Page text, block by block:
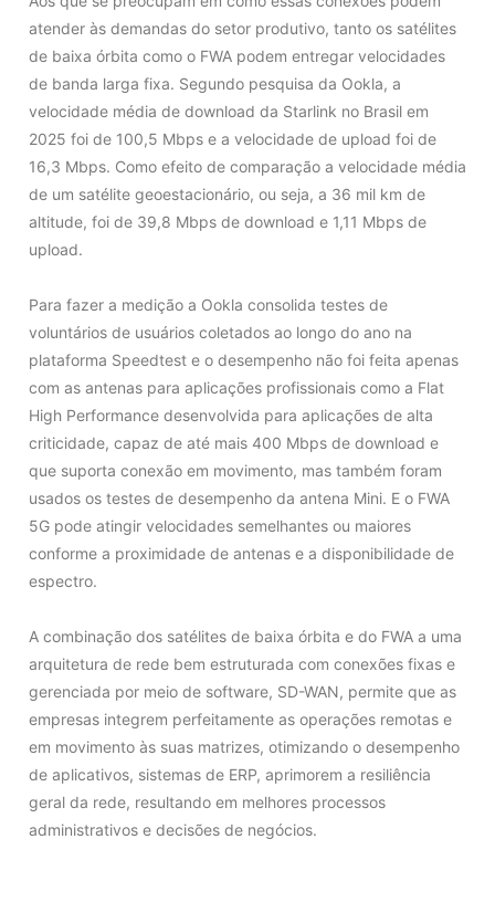
atender às demandas do setor produtivo, tanto os satélites
de baixa órbita como o FWA podem entregar velocidades
de banda larga fixa. Segundo pesquisa da Ookla, a
velocidade média de download da Starlink no Brasil em
2025 foi de 100,5 Mbps e a velocidade de upload foi de
16,3 Mbps. Como efeito de comparação a velocidade média
de um satélite geoestacionário, ou seja, a 36 mil km de
altitude, foi de 39,8 Mbps de download e 1,11 Mbps de
upload.
Para fazer a medição a Ookla consolida testes de
voluntários de usuários coletados ao longo do ano na
plataforma Speedtest e o desempenho não foi feita apenas
com as antenas para aplicações profissionais como a Flat
High Performance desenvolvida para aplicações de alta
criticidade, capaz de até mais 400 Mbps de download e
que suporta conexão em movimento, mas também foram
usados os testes de desempenho da antena Mini. E o FWA
5G pode atingir velocidades semelhantes ou maiores
conforme a proximidade de antenas e a disponibilidade de
espectro.
A combinação dos satélites de baixa órbita e do FWA a uma
arquitetura de rede bem estruturada com conexões fixas e
gerenciada por meio de software, SD-WAN, permite que as
empresas integrem perfeitamente as operações remotas e
em movimento às suas matrizes, otimizando o desempenho
de aplicativos, sistemas de ERP, aprimorem a resiliência
geral da rede, resultando em melhores processos
administrativos e decisões de negócios.